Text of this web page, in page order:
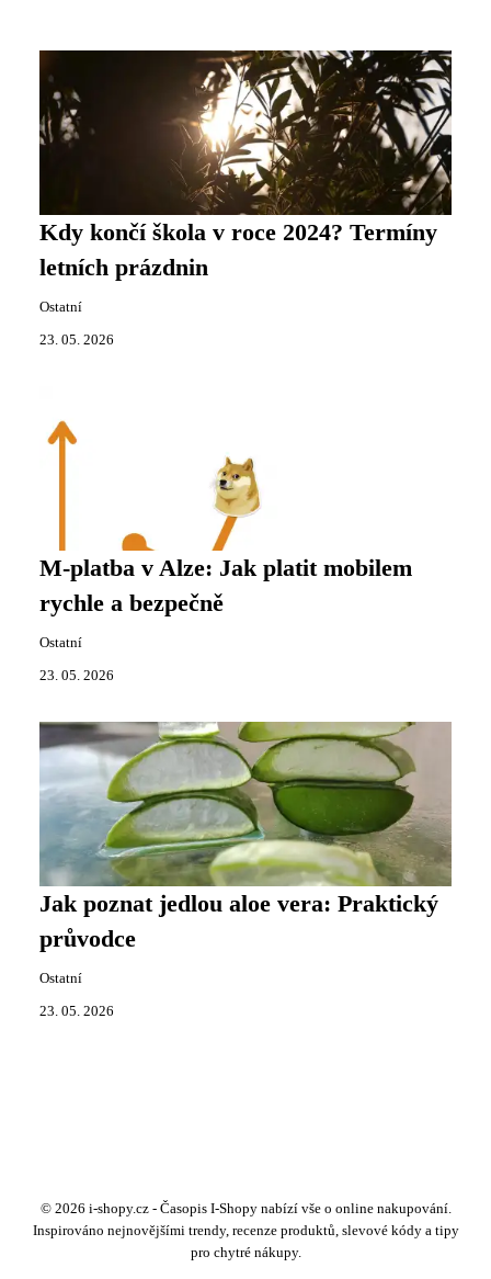
Kdy končí škola v roce 2024? Termíny
letních prázdnin
Ostatní
23. 05. 2026
M-platba v Alze: Jak platit mobilem
rychle a bezpečně
Ostatní
23. 05. 2026
Jak poznat jedlou aloe vera: Praktický
průvodce
Ostatní
23. 05. 2026
© 2026 i-shopy.cz - Časopis I-Shopy nabízí vše o online nakupování.
Inspirováno nejnovějšími trendy, recenze produktů, slevové kódy a tipy
pro chytré nákupy.